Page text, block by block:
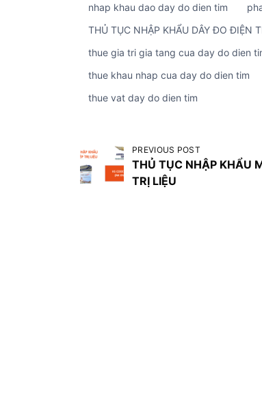
nhap khau dao day do dien tim
THỦ TỤC NHẬP KHẨU DÂY ĐO ĐIỆN
thue gia tri gia tang cua day do dien
thue khau nhap cua day do dien tim
thue vat day do dien tim
Đ
i
PREVIOUS POST
THỦ TỤC NHẬP KHẨU
TRỊ LIỆU